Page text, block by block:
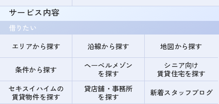
サービス内容
借りたい
エリアから探す
沿線から探す 地図から探す
条件から探す
ヘーベルメゾン
を探す
シニア向け
賃貸住宅を探す
セキスイハイムの
賃貸物件を探す
貸店舗・事務所
を探す
新着スタッフブログ